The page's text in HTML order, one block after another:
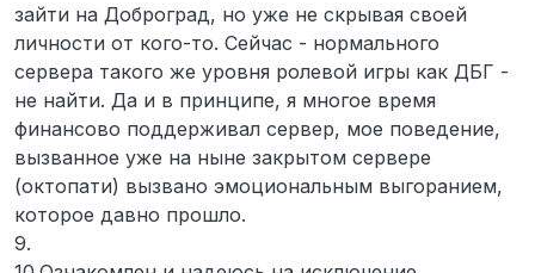
зайти на Доброград, но уже не скрывая своей
личности от кого-то. Сейчас - нормального
сервера такого же уровня ролевой игры как ДБГ -
не найти. Да и в принципе, я многое время
финансово поддерживал сервер, мое поведение,
вызванное уже на ныне закрытом сервере
(октопати) вызвано эмоциональным выгоранием,
которое давно прошло.
9.